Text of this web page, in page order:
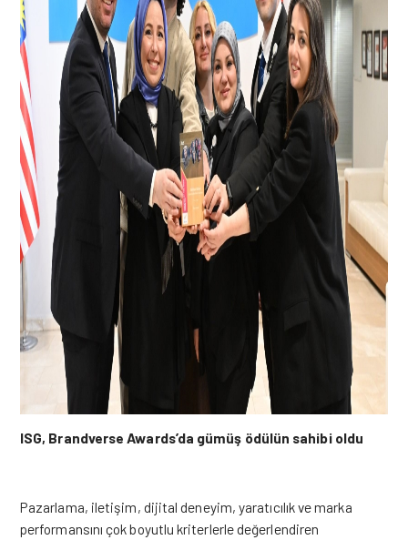
ISG, Brandverse Awards’da gümüş ödülün sahibi oldu
Pazarlama, iletişim, dijital deneyim, yaratıcılık ve marka
performansını çok boyutlu kriterlerle değerlendiren